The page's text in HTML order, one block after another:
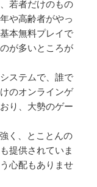
若者だけのもの
や高齢者がやっ
本無料プレイで
が多いところが
ステムで、誰で
のオンラインゲ
り、大勢のゲー
く、とことんの
提供されていま
心配もありませ